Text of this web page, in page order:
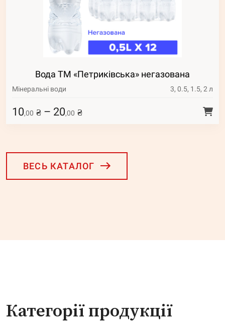
Вода ТМ «Петриківська» негазована
Мінеральні води 3, 0.5, 1.5, 2 л
10,00 ₴ – 20,00 ₴
ВЕСЬ КАТАЛОГ
Категорії продукції